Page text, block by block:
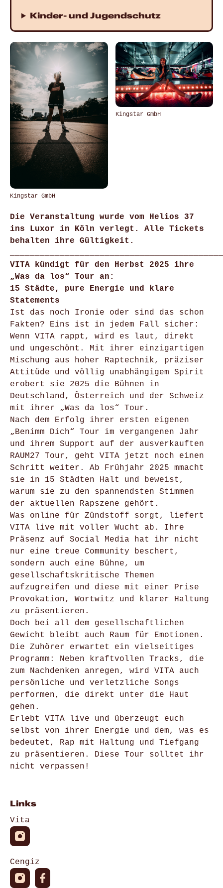
Kinder- und Jugendschutz
Kingstar GmbH
Kingstar GmbH
Die Veranstaltung
wurde vom Helios 37
ins Luxor in Köln verlegt. Alle Tickets
behalten ihre Gültigkeit.
VITA kündigt für den Herbst 2025 ihre
„Was da los“ Tour an:
15 Städte, pure Energie und klare
Statements
Ist das noch Ironie oder sind das schon
Fakten? Eins ist in jedem Fall sicher:
Wenn VITA rappt, wird es laut, direkt
und ungeschönt. Mit ihrer einzigartigen
Mischung aus hoher Raptechnik, präziser
Attitüde und völlig unabhängigem Spirit
erobert sie 2025 die Bühnen in
Deutschland, Österreich und der Schweiz
mit ihrer „Was da los“ Tour.
Nach dem Erfolg ihrer ersten eigenen
„Benimm Dich“ Tour im vergangenen Jahr
und ihrem Support auf der ausverkauften
RAUM27 Tour, geht VITA jetzt noch einen
Schritt weiter. Ab Frühjahr 2025 mmacht
sie in 15 Städten Halt und beweist,
warum sie zu den spannendsten Stimmen
der aktuellen Rapszene gehört.
Was online für Zündstoff sorgt, liefert
VITA live mit voller Wucht ab. Ihre
Präsenz auf Social Media hat ihr nicht
nur eine treue Community beschert,
sondern auch eine Bühne, um
gesellschaftskritische Themen
aufzugreifen und diese mit einer Prise
Provokation, Wortwitz und klarer Haltung
zu präsentieren.
Doch bei all dem gesellschaftlichen
Gewicht bleibt auch Raum für Emotionen.
Die Zuhörer erwartet ein vielseitiges
Programm: Neben kraftvollen Tracks, die
zum Nachdenken anregen, wird VITA auch
persönliche und verletzliche Songs
performen, die direkt unter die Haut
gehen.
Erlebt VITA live und überzeugt euch
selbst von ihrer Energie und dem, was es
bedeutet, Rap mit Haltung und Tiefgang
zu präsentieren. Diese Tour solltet ihr
nicht verpassen!
Links
Vita
Cengiz